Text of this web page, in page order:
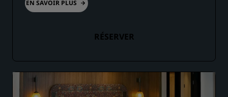
EN SAVOIR PLUS
RÉSERVER